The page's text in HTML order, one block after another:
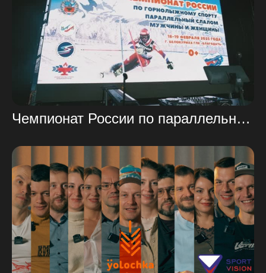
Чемпионат России по параллельному слалому